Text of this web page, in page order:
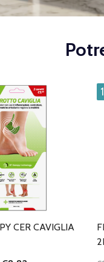
CER CAVIGLIA